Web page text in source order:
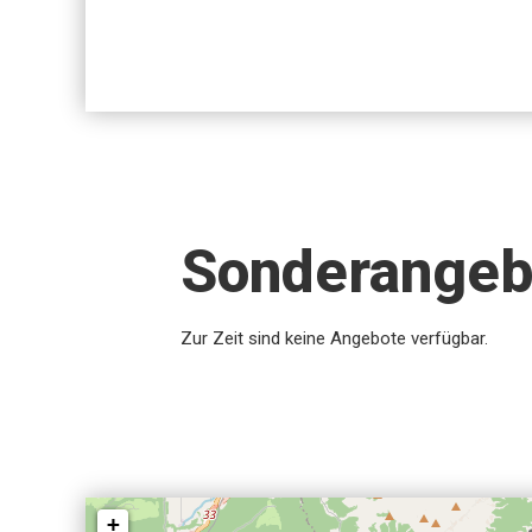
Zur Zeit sind keine Angebote verfügbar.
+